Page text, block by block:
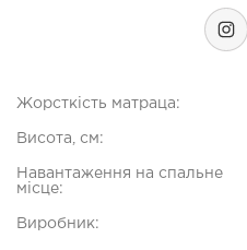
Жорсткість матраца:
Висота, см:
Навантаження на спальне
місце:
Виробник: